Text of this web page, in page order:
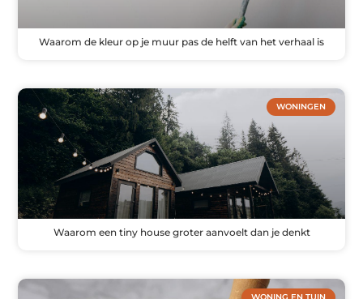
Waarom de kleur op je muur pas de helft van het verhaal is
WONINGEN
Waarom een tiny house groter aanvoelt dan je denkt